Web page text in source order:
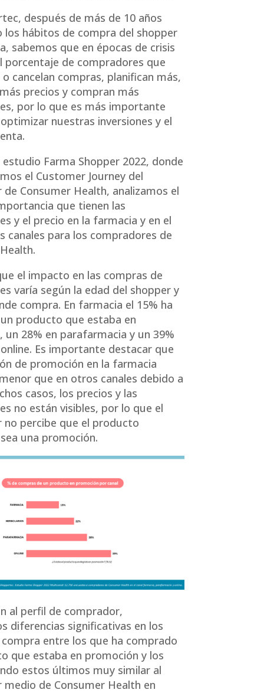
después de más de 10 años
los hábitos de compra del shopper
sabemos que en épocas de crisis
porcentaje de compradores que
cancelan compras, planifican más,
precios y compran más
por lo que es más importante
nuestras inversiones y el
Farma Shopper 2022, donde
el Customer Journey del
Consumer Health, analizamos el
que tienen las
y el precio en la farmacia y en el
canales para los compradores de
el impacto en las compras de
varía según la edad del shopper y
compra. En farmacia el 15% ha
producto que estaba en
un 28% en parafarmacia y un 39%
Es importante destacar que
de promoción en la farmacia
que en otros canales debido a
casos, los precios y las
no están visibles, por lo que el
no percibe que el producto
una promoción.
al perfil de comprador,
diferencias significativas en los
entre los que ha comprado
que estaba en promoción y los
estos últimos muy similar al
de Consumer Health en